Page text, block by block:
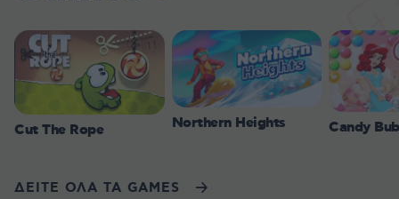
Cut The Rope Northern Heights Candy
ΔΕΙΤΕ ΟΛΑ ΤΑ GAMES